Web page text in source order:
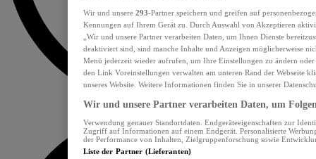
Wir und unsere 293-Partner speichern und greifen auf
Kennungen auf Ihrem Gerät zu. Durch Auswahl von Akzeptieren
„Wir und unsere Partner verarbeiten Daten, um Ihnen Dienste
deaktiviert sind, sind manche Inhalte und Anzeigen möglicherweise
Menü jederzeit wieder aufrufen, um Ihre Einstellungen zu ändern
den Link Voreinstellungen verwalten am unteren Rand der Webseite
unseres Website. Weitere Informationen finden Sie in unserer
Wir und unsere Partner verarbeiten Daten, um
Verwendung genauer Standortdaten. Endgeräteeigenschaften zur
Zugriff auf Informationen auf einem Endgerät. Personalisierte
der Performance von Inhalten, Zielgruppenforschung sowie
Liste der Partner (Lieferanten)